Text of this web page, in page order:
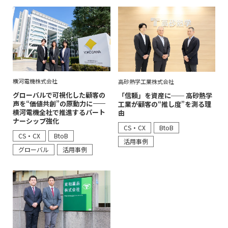
横河電機株式会社
グローバルで可視化した顧客の
声を“価値共創”の原動力に――
横河電機全社で推進するパート
ナーシップ強化
CS・CX
BtoB
グローバル
活用事例
高砂熱学工業株式会社
「信頼」を資産に── 高砂熱学
工業が顧客の“推し度”を測る理
由
CS・CX
BtoB
活用事例